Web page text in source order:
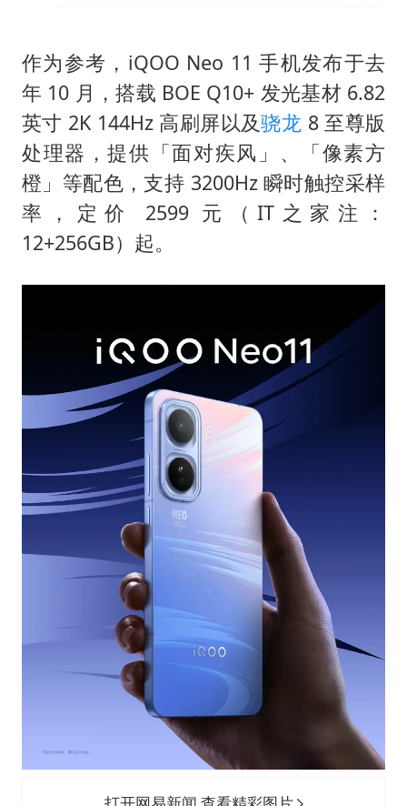
作为参考，iQOO Neo 11 手机发布于去
年 10 月，搭载 BOE Q10+ 发光基材 6.82
英寸 2K 144Hz 高刷屏以及骁龙 8 至尊版
处理器，提供「面对疾风」、「像素方
橙」等配色，支持 3200Hz 瞬时触控采样
率，定价 2599 元（IT之家注：
12+256GB）起。